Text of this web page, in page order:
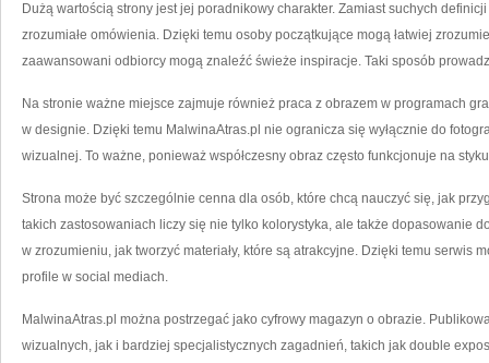
Dużą wartością strony jest jej poradnikowy charakter. Zamiast suchych
zrozumiałe omówienia. Dzięki temu osoby początkujące mogą łatwiej
zaawansowani odbiorcy mogą znaleźć świeże inspiracje. Taki sposób
Na stronie ważne miejsce zajmuje również praca z obrazem w programach
w designie. Dzięki temu MalwinaAtras.pl nie ogranicza się wyłącznie do
wizualnej. To ważne, ponieważ współczesny obraz często funkcjonuje na
Strona może być szczególnie cenna dla osób, które chcą nauczyć się, jak
takich zastosowaniach liczy się nie tylko kolorystyka, ale także dopasowanie
w zrozumieniu, jak tworzyć materiały, które są atrakcyjne. Dzięki temu serwis
profile w social mediach.
MalwinaAtras.pl można postrzegać jako cyfrowy magazyn o obrazie.
wizualnych, jak i bardziej specjalistycznych zagadnień, takich jak double